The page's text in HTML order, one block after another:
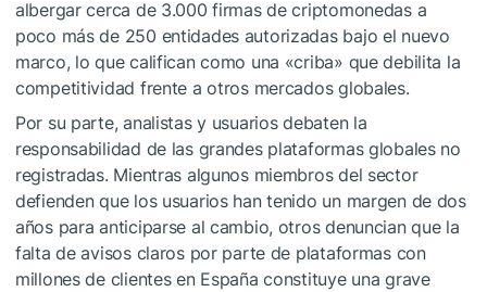
albergar cerca de 3.000 firmas de criptomonedas a
poco más de 250 entidades autorizadas bajo el nuevo
marco, lo que califican como una «criba» que debilita la
competitividad frente a otros mercados globales.
Por su parte, analistas y usuarios debaten la
responsabilidad de las grandes plataformas globales no
registradas. Mientras algunos miembros del sector
defienden que los usuarios han tenido un margen de dos
años para anticiparse al cambio, otros denuncian que la
falta de avisos claros por parte de plataformas con
millones de clientes en España constituye una grave